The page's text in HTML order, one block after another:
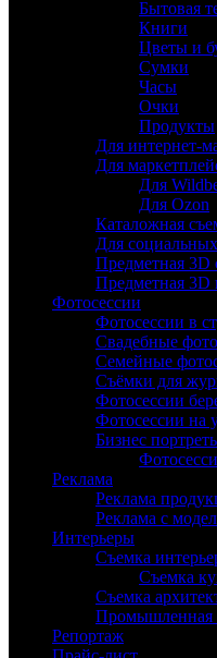
Бытовая
Книги
Цветы и
Сумки
Часы
Очки
Продукты
Для интернет-
Для
Для
Для Ozon
Каталожная
Для
Предметная 3D
Предметная 3D
Фотосессии
Фотосессии в
Свадебные
Семейные
Съёмки для
Фотосессии
Фотосессии на
Бизнес
Реклама
Реклама
Реклама с
Интерьеры
Съемка
Съемка
Съемка
Промышленная
Репортаж